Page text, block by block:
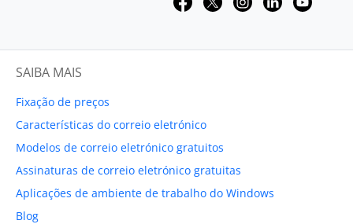
SAIBA MAIS
Fixação de preços
Características do correio eletrónico
Modelos de correio eletrónico gratuitos
Assinaturas de correio eletrónico gratuitas
Aplicações de ambiente de trabalho do Windows
Blog